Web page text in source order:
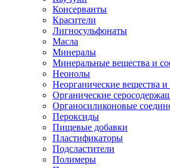
Консерванты
Красители
Лигносульфонаты
Масла
Минералы
Минеральные вещества и
Неонолы
Неорганические вещества
Органические
Органосиликоновые
Пероксиды
Пищевые добавки
Пластификаторы
Подсластители
Полимеры